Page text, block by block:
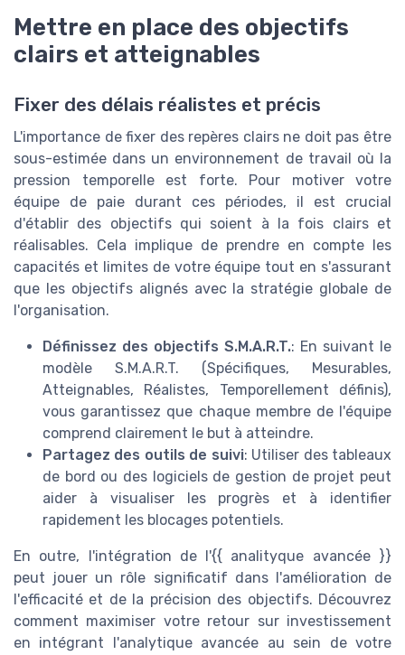
Mettre en place des objectifs
clairs et atteignables
Fixer des délais réalistes et précis
L'importance de fixer des repères clairs ne doit pas être
sous-estimée dans un environnement de travail où la
pression temporelle est forte. Pour motiver votre
équipe de paie durant ces périodes, il est crucial
d'établir des objectifs qui soient à la fois clairs et
réalisables. Cela implique de prendre en compte les
capacités et limites de votre équipe tout en s'assurant
que les objectifs alignés avec la stratégie globale de
l'organisation.
Définissez des objectifs S.M.A.R.T.: En suivant le
modèle S.M.A.R.T. (Spécifiques, Mesurables,
Atteignables, Réalistes, Temporellement définis),
vous garantissez que chaque membre de l'équipe
comprend clairement le but à atteindre.
Partagez des outils de suivi: Utiliser des tableaux
de bord ou des logiciels de gestion de projet peut
aider à visualiser les progrès et à identifier
rapidement les blocages potentiels.
En outre, l'intégration de l'{{ analityque avancée }}
peut jouer un rôle significatif dans l'amélioration de
l'efficacité et de la précision des objectifs. Découvrez
comment maximiser votre retour sur investissement
en intégrant l'analytique avancée au sein de votre